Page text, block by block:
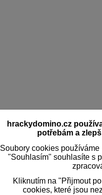
hrackydomino.cz
potřebám a
Soubory cookies
"Souhlasím" souhlasíte s
Kliknutím na "Přijmout
cookies, které jsou